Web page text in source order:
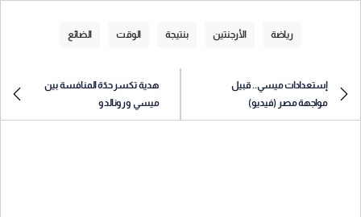
رياضة الأرجنتين بنتيجة الوقت الضائع
إستعدادات ميسي.. قبيل
مواجهة مصر (فيديو)
هدية تكسر حدّة المنافسة بين
ميسي ورونالدو